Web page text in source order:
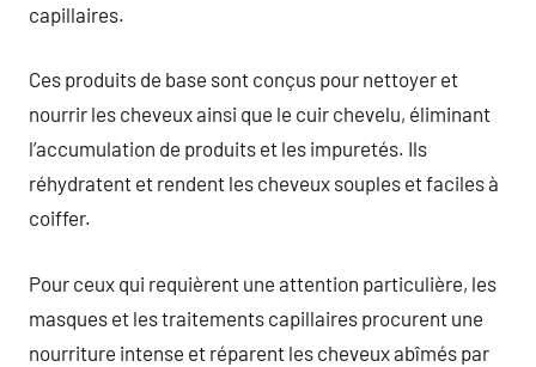
capillaires.
Ces produits de base sont conçus pour nettoyer et
nourrir les cheveux ainsi que le cuir chevelu, éliminant
l’accumulation de produits et les impuretés. Ils
réhydratent et rendent les cheveux souples et faciles à
coiffer.
Pour ceux qui requièrent une attention particulière, les
masques et les traitements capillaires procurent une
nourriture intense et réparent les cheveux abîmés par